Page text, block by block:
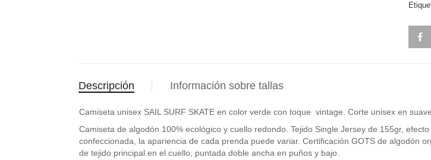
Descripción Información sobre tallas
Camiseta unisex SAIL SURF SKATE en color verde con toque vintage. Corte unisex en
Camiseta de algodón 100% ecológico y cuello redondo. Tejido Single Jersey de 155gr,
confeccionada, la apariencia de cada prenda puede variar. Certificación GOTS de algodón
de tejido principal en el cuello, puntada doble ancha en puños y bajo.